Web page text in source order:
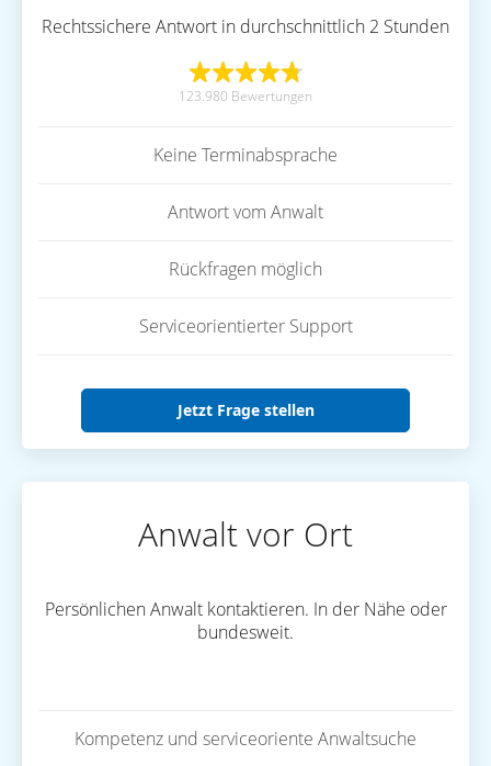
Rechtssichere Antwort in durchschnittlich 2 Stunden
123.980 Bewertungen
Keine Terminabsprache
Antwort vom Anwalt
Rückfragen möglich
Serviceorientierter Support
Jetzt Frage stellen
Anwalt vor Ort
Persönlichen Anwalt kontaktieren. In der Nähe oder
bundesweit.
Kompetenz und serviceoriente Anwaltsuche